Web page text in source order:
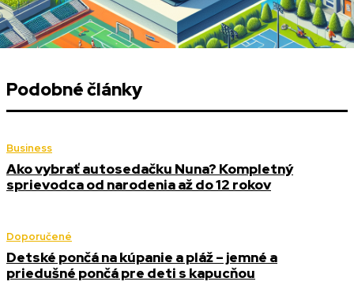
Podobné články
Business
Ako vybrať autosedačku Nuna? Kompletný
sprievodca od narodenia až do 12 rokov
Doporučené
Detské pončá na kúpanie a pláž – jemné a
priedušné pončá pre deti s kapucňou